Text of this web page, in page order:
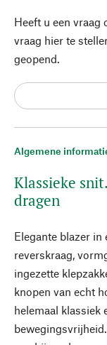
Algemene
Klassieke
dragen
Elegante blazer in
reverskraag,
ingezette
knopen van echt
helemaal klassiek
Heeft u een vraag
vraag hier te
geopend.